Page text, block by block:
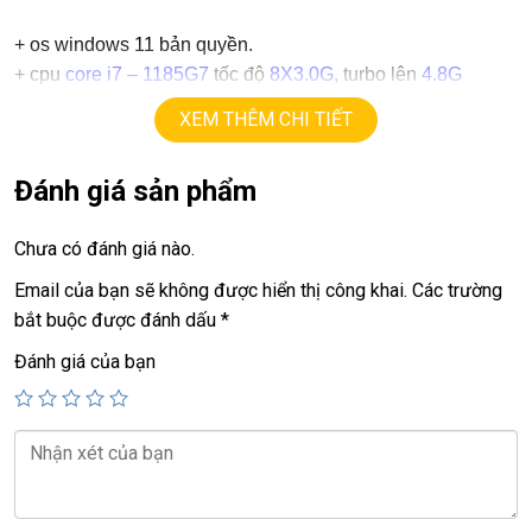
+ os windows 11 bản quyền.
+ cpu core i7 – 1185G7 tốc độ 8X3.0G, turbo lên 4.8G
256G (opiion 512G, 1TB)
+ Vga intel Iris Xe graphics
+ Finger ID, face ID.
+ Pin 8h
+ phím chiclet, có đèn phím
Giá :14.9tr.
=============================================
LAPTOP TRIỀU PHÁT – UY TÍN – CHẤT LƯỢNG – GIÁ
RẺ.
XEM THÊM CHI TIẾT
Đánh giá sản phẩm
Chưa có đánh giá nào.
Email của bạn sẽ không được hiển thị công khai. Các trường
bắt buộc được đánh dấu *
Đánh giá của bạn